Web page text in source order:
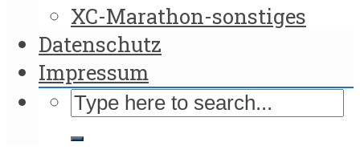
XC-Marathon-sonstiges
Datenschutz
Impressum